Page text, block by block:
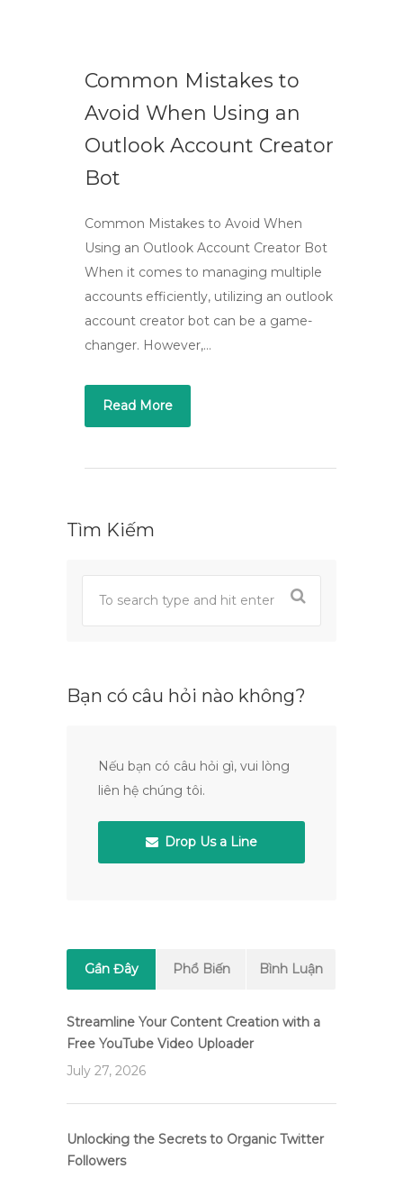
Common Mistakes to
Avoid When Using an
Outlook Account Creator
Bot
Common Mistakes to Avoid When
Using an Outlook Account Creator Bot
When it comes to managing multiple
accounts efficiently, utilizing an outlook
account creator bot can be a game-
changer. However,…
Read More
Tìm Kiếm
Bạn có câu hỏi nào không?
Nếu bạn có câu hỏi gì, vui lòng
liên hệ chúng tôi.
Drop Us a Line
Gần Đây Phổ Biến Bình Luận
Streamline Your Content Creation with a
Free YouTube Video Uploader
July 27, 2026
Unlocking the Secrets to Organic Twitter
Followers